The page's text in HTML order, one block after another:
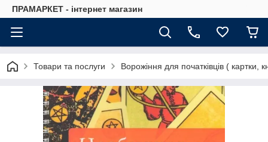
ПРАМАРКЕТ - інтернет магазин
Товари та послуги Ворожіння для початківців ( картки,